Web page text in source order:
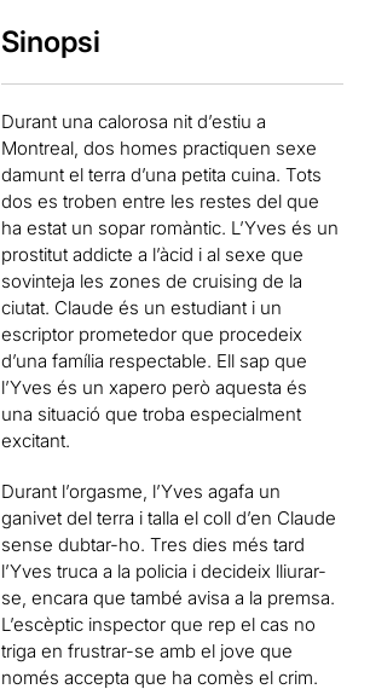
Sinopsi
Durant una calorosa nit d’estiu a
Montreal, dos homes practiquen sexe
damunt el terra d’una petita cuina. Tots
dos es troben entre les restes del que
ha estat un sopar romàntic. L’Yves és un
prostitut addicte a l’àcid i al sexe que
sovinteja les zones de cruising de la
ciutat. Claude és un estudiant i un
escriptor prometedor que procedeix
d’una família respectable. Ell sap que
l’Yves és un xapero però aquesta és
una situació que troba especialment
excitant.
Durant l’orgasme, l’Yves agafa un
ganivet del terra i talla el coll d’en Claude
sense dubtar-ho. Tres dies més tard
l’Yves truca a la policia i decideix lliurar-
se, encara que també avisa a la premsa.
L’escèptic inspector que rep el cas no
triga en frustrar-se amb el jove que
només accepta que ha comès el crim.